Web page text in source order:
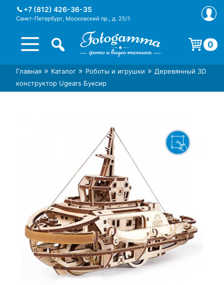
+7 (812) 426-36-35
Санкт-Петербург, Московский пр., д. 25/1
Интернет-магазин фототехники
Foto-Gamma в СПб
Магазин фотоаксессуаров foto-
gamma.ru
0
Корзина пуста.
Главная » Каталог » Роботы и игрушки » Деревянный 3D
конструктор Ugears Буксир